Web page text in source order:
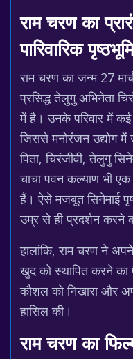
राम चरण का
पारिवारिक पृष्ठभूमि
राम चरण का जन्म 27
प्रसिद्ध तेलुगु अभिनेता
में है। उनके परिवार में कई
जिससे मनोरंजन उद्योग में
पिता, चिरंजीवी, तेलुगु
चाचा पवन कल्याण भी एक
हैं। ऐसे मजबूत सिनेमाई
उम्र से ही प्रदर्शन करने
हालांकि, राम चरण ने
खुद को स्थापित करने
कौशल को निखारा और
हासिल की।
राम चरण का